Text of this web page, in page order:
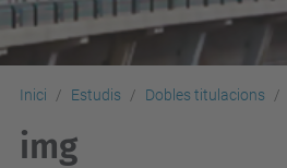
Inici Estudis Dobles titulacions
img